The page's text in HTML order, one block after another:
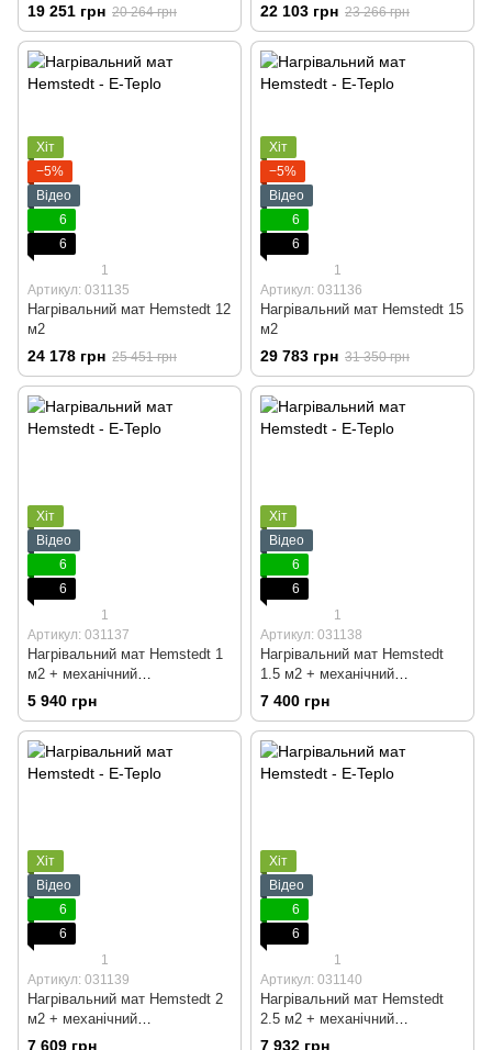
19 251 грн 20 264 грн 22 103 грн 23 266 грн
Хіт
−5%
Відео
6
6
1
Артикул: 031135
Нагрівальний мат Hemstedt 12
м2
24 178 грн 25 451 грн
Хіт
−5%
Відео
6
6
1
Артикул: 031136
Нагрівальний мат Hemstedt 15
м2
29 783 грн 31 350 грн
Хіт
Відео
6
6
1
Артикул: 031137
Нагрівальний мат Hemstedt 1
м2 + механічний
терморегулятор
5 940 грн
Хіт
Відео
6
6
1
Артикул: 031138
Нагрівальний мат Hemstedt
1.5 м2 + механічний
терморегулятор
7 400 грн
Хіт
Відео
6
6
1
Артикул: 031139
Нагрівальний мат Hemstedt 2
м2 + механічний
терморегулятор
7 609 грн
Хіт
Відео
6
6
1
Артикул: 031140
Нагрівальний мат Hemstedt
2.5 м2 + механічний
терморегулятор
7 932 грн